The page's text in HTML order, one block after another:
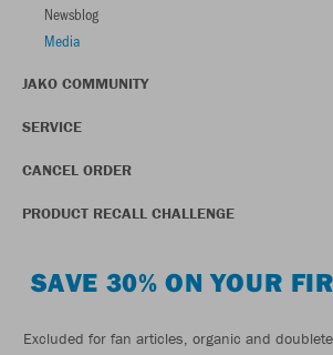
Newsblog
Media
JAKO COMMUNITY
SERVICE
CANCEL ORDER
PRODUCT RECALL CHALLENGE
SAVE 30% ON YOUR
Excluded for fan articles, organic and